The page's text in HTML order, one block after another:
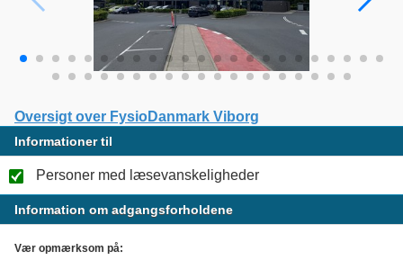
Oversigt over FysioDanmark Viborg
Informationer til
Personer med læsevanskeligheder
Information om adgangsforholdene
Vær opmærksom på: